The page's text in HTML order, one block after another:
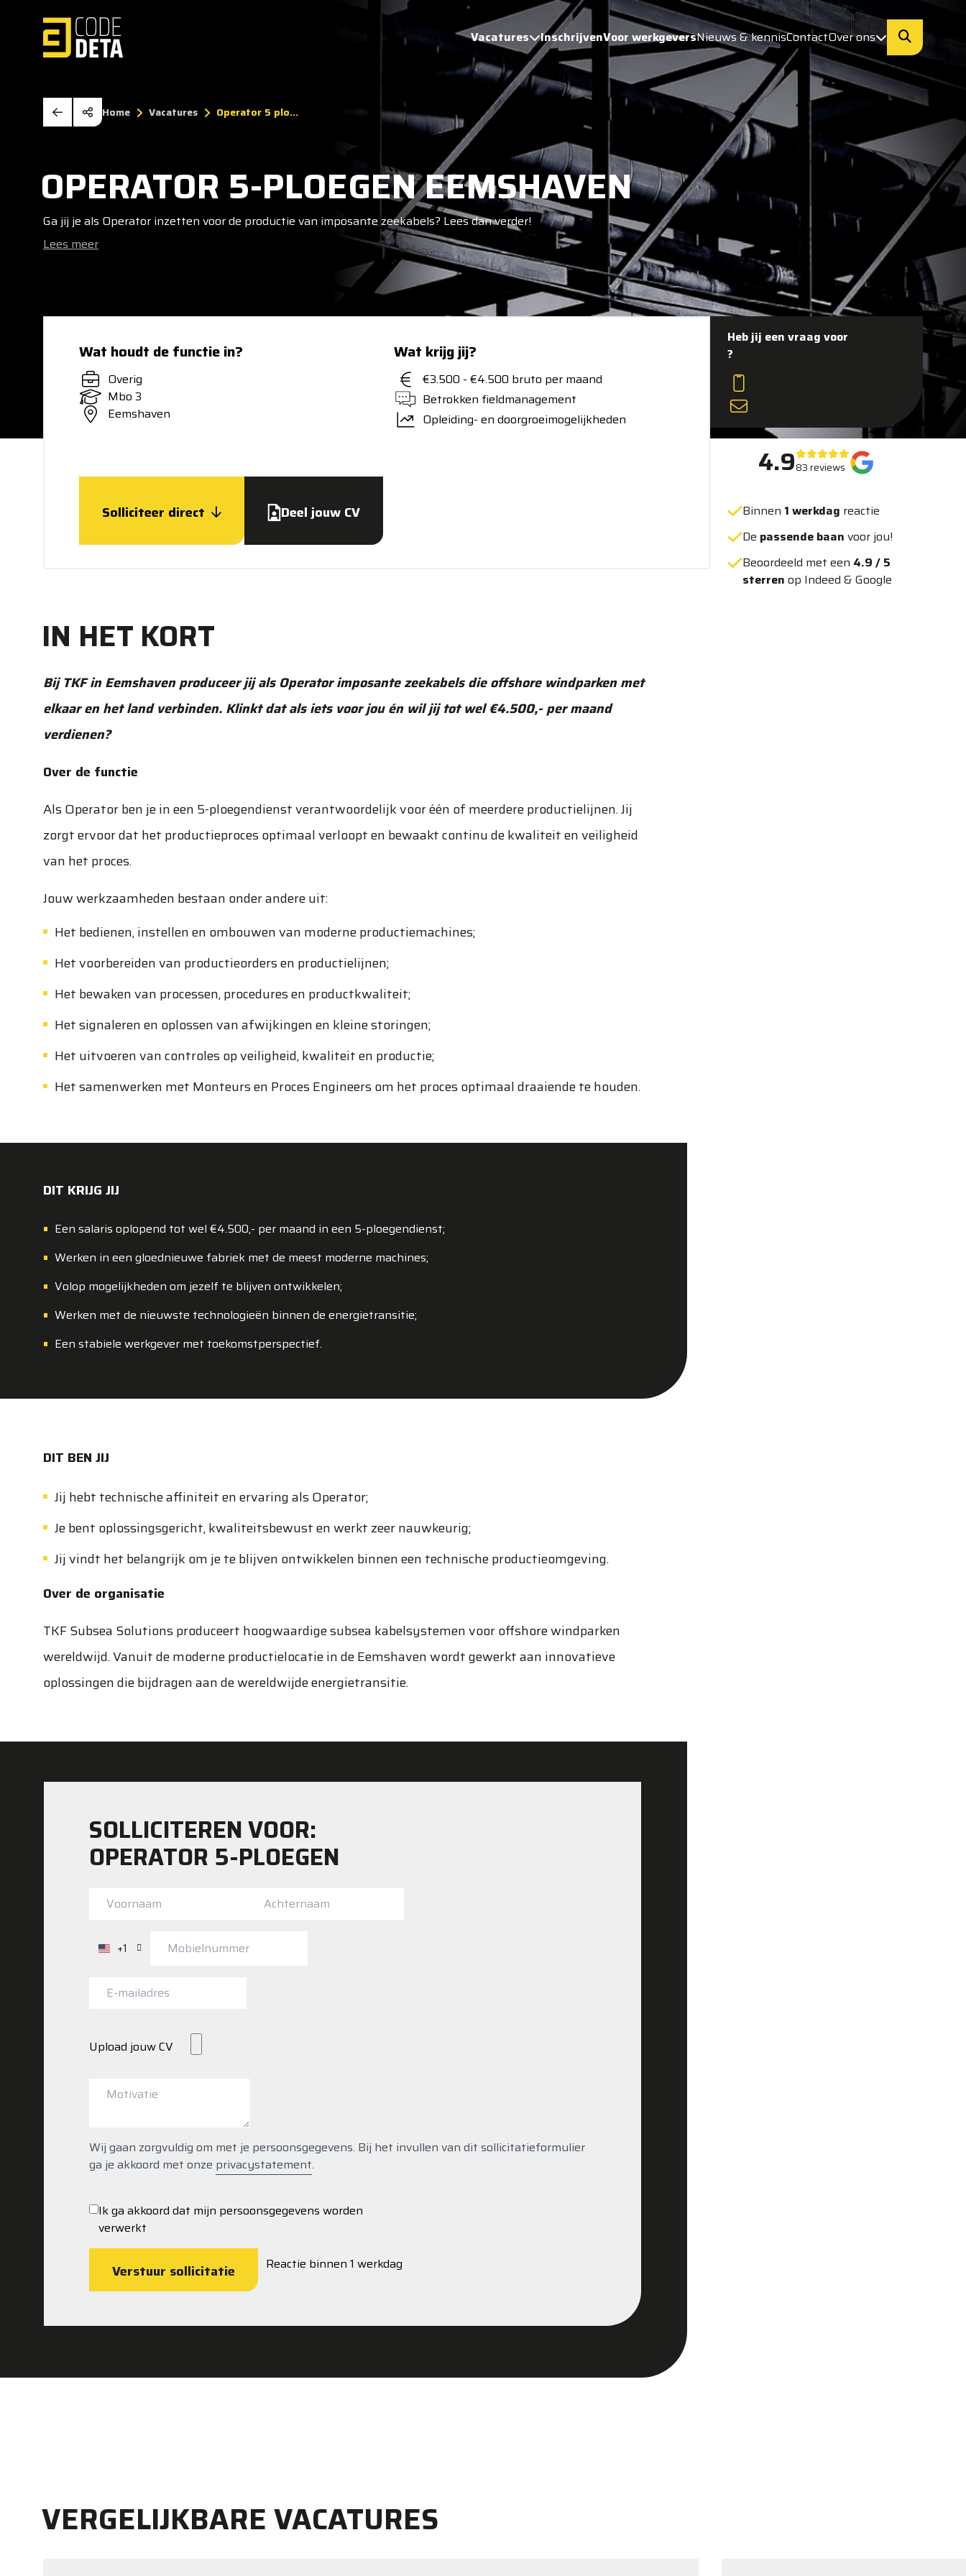
Vacatures InschrijvenVoor werkgeversNieuws & kennisContactOver ons
Home Vacatures Operator 5 plo...
OPERATOR 5-PLOEGEN EEMSHAVEN
Ga jij je als Operator inzetten voor de productie van imposante zeekabels? Lees dan verder!
Lees meer
Wat houdt de functie in?
Overig
Mbo 3
Eemshaven
Wat krijg jij?
€3.500 - €4.500 bruto per maand
Betrokken fieldmanagement
Opleiding- en doorgroeimogelijkheden
Solliciteer direct Deel jouw CV
IN HET KORT
Bij TKF in Eemshaven produceer jij als Operator imposante zeekabels die offshore windparken met
elkaar en het land verbinden. Klinkt dat als iets voor jou én wil jij tot wel €4.500,- per maand
verdienen?
Over de functie
Als Operator ben je in een 5-ploegendienst verantwoordelijk voor één of meerdere productielijnen. Jij
zorgt ervoor dat het productieproces optimaal verloopt en bewaakt continu de kwaliteit en veiligheid
van het proces.
Jouw werkzaamheden bestaan onder andere uit:
Het bedienen, instellen en ombouwen van moderne productiemachines;
Het voorbereiden van productieorders en productielijnen;
Het bewaken van processen, procedures en productkwaliteit;
Het signaleren en oplossen van afwijkingen en kleine storingen;
Het uitvoeren van controles op veiligheid, kwaliteit en productie;
Het samenwerken met Monteurs en Proces Engineers om het proces optimaal draaiende te houden.
DIT KRIJG JIJ
Een salaris oplopend tot wel €4.500,- per maand in een 5-ploegendienst;
Werken in een gloednieuwe fabriek met de meest moderne machines;
Volop mogelijkheden om jezelf te blijven ontwikkelen;
Werken met de nieuwste technologieën binnen de energietransitie;
Een stabiele werkgever met toekomstperspectief.
DIT BEN JIJ
Jij hebt technische affiniteit en ervaring als Operator;
Je bent oplossingsgericht, kwaliteitsbewust en werkt zeer nauwkeurig;
Jij vindt het belangrijk om je te blijven ontwikkelen binnen een technische productieomgeving.
Over de organisatie
TKF Subsea Solutions produceert hoogwaardige subsea kabelsystemen voor offshore windparken
wereldwijd. Vanuit de moderne productielocatie in de Eemshaven wordt gewerkt aan innovatieve
oplossingen die bijdragen aan de wereldwijde energietransitie.
SOLLICITEREN VOOR:
OPERATOR 5-PLOEGEN
Reactie binnen 1 werkdag
Verenigde
+1
+1
Upload jouw CV
Wij gaan zorgvuldig om met je persoonsgegevens. Bij het invullen van dit sollicitatieformulier
ga je akkoord met onze privacystatement.
Ik ga akkoord dat mijn persoonsgegevens worden
verwerkt
Verstuur sollicitatie
Heb jij een vraag voor
?
4.983 reviews
Binnen 1 werkdag reactie
De passende baan voor jou!
Beoordeeld met een 4.9 / 5
sterren op Indeed & Google
VERGELIJKBARE VACATURES